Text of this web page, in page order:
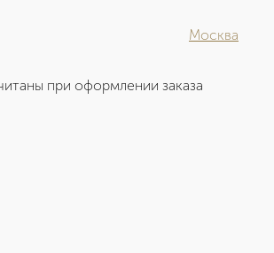
Москва
при оформлении заказа